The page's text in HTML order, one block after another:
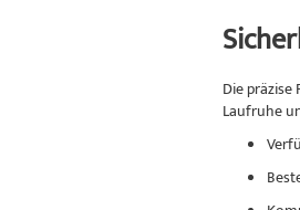
Die
Laufruhe